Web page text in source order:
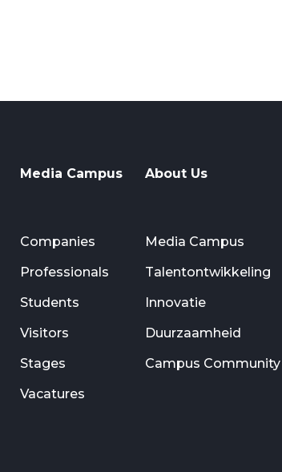
Media Campus
Companies
Professionals
Students
Visitors
Stages
Vacatures
About Us
Media Campus
Talentontwikkeling
Innovatie
Duurzaamheid
Campus Community